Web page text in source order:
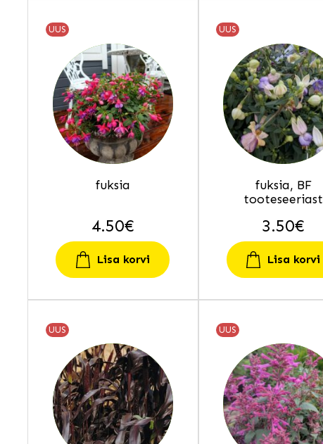
UUS
fuksia
4.50€
Lisa korvi
UUS
fuksia, BF
tooteseeriast
3.50€
Lisa korvi
UUS UUS